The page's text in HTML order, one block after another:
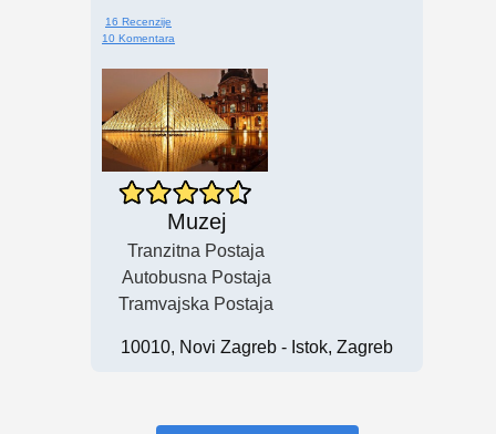
16 Recenzije
10 Komentara
Muzej
Tranzitna Postaja
Autobusna Postaja
Tramvajska Postaja
10010, Novi Zagreb - Istok, Zagreb